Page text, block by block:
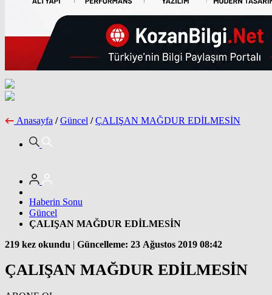
Anasayfa / Güncel / ÇALIŞAN MAĞDUR EDİLMESİN
Haberin Sonu
Güncel
ÇALIŞAN MAĞDUR EDİLMESİN
219 kez okundu | Güncelleme: 23 Ağustos 2019 08:42
ÇALIŞAN MAĞDUR EDİLMESİN